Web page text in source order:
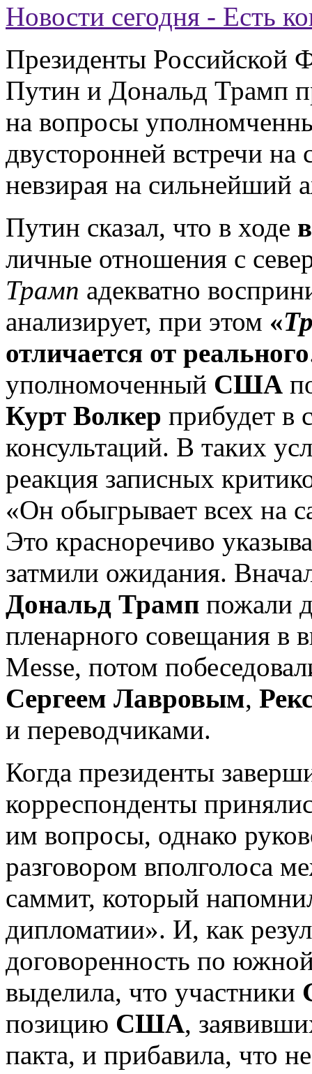
Новости сегодня - Есть
Президенты
Путин и Дональд Трамп
на вопросы
двусторонней встречи
невзирая на сильнейший
Путин сказал, что в ходе
личные отношения с
Трамп адекватно
анализирует, при этом «
отличается от реального
уполномоченный США
Курт Волкер прибудет в
консультаций. В таких
реакция записных
«Он обыгрывает всех на
Это красноречиво
затмили ожидания.
Дональд Трамп пожали
пленарного совещания в
Messe, потом
Сергеем Лавровым,
и переводчиками.
Когда президенты
корреспонденты
им вопросы, однако
разговором вполголоса
саммит, который
дипломатии». И, как
договоренность по
выделила, что участники
позицию США,
пакта, и прибавила, что